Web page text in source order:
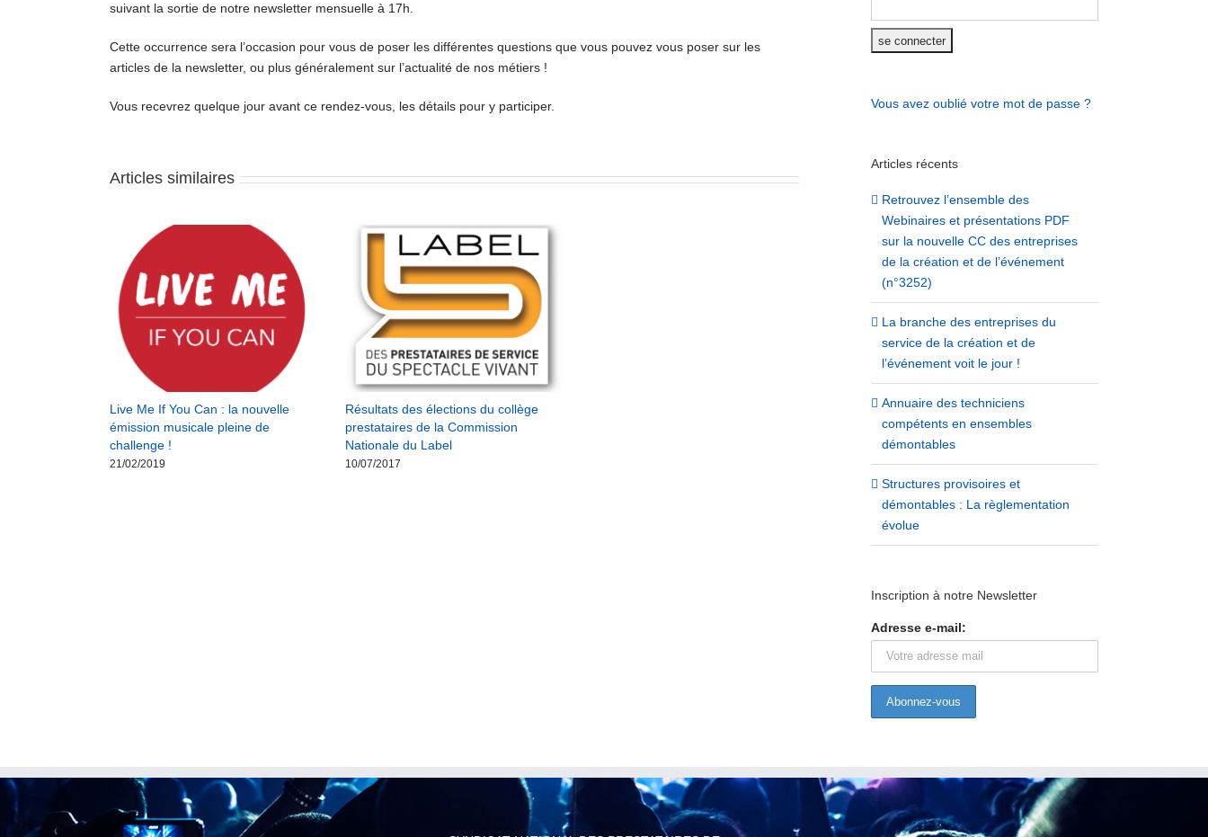
suivant la sortie de notre newsletter mensuelle à 17h.
Cette occurrence sera l’occasion pour vous de poser les différentes questions que vous pouvez vous poser sur les
articles de la newsletter, ou plus généralement sur l’actualité de nos métiers !
Vous recevrez quelque jour avant ce rendez-vous, les détails pour y participer.
Articles similaires
Live Me If You Can : la nouvelle
émission musicale pleine de
challenge !
21/02/2019
Résultats des élections du collège
prestataires de la Commission
Nationale du Label
10/07/2017
Vous avez oublié votre mot de passe ?
Articles récents
Retrouvez l’ensemble des
Webinaires et présentations PDF
sur la nouvelle CC des entreprises
de la création et de l’événement
(n°3252)
La branche des entreprises du
service de la création et de
l’événement voit le jour !
Annuaire des techniciens
compétents en ensembles
démontables
Structures provisoires et
démontables : La règlementation
évolue
Inscription à notre Newsletter
Adresse e-mail: